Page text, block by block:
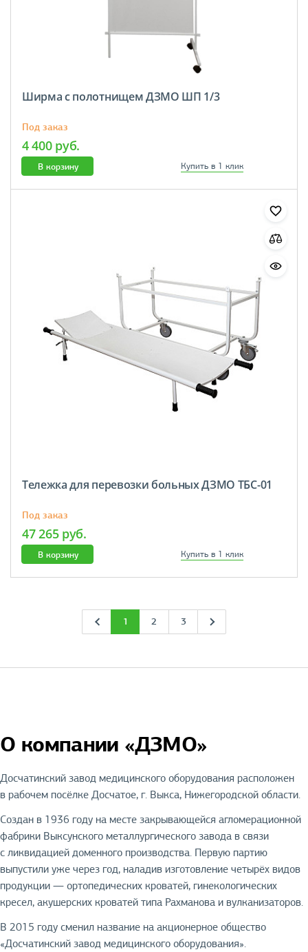
Ширма с полотнищем ДЗМО ШП 1/3
Под заказ
4 400 руб.
В корзину Купить в 1 клик
Тележка для перевозки больных ДЗМО ТБС-01
Под заказ
47 265 руб.
В корзину Купить в 1 клик
1 2 3
О компании «ДЗМО»
Досчатинский завод медицинского оборудования расположен
в рабочем посёлке Досчатое, г. Выкса, Нижегородской области.
Создан в 1936 году на месте закрывающейся агломерационной
фабрики Выксунского металлургического завода в связи
с ликвидацией доменного производства. Первую партию
выпустили уже через год, наладив изготовление четырёх видов
продукции — ортопедических кроватей, гинекологических
кресел, акушерских кроватей типа Рахманова и вулканизаторов.
В 2015 году сменил название на акционерное общество
«Досчатинский завод медицинского оборудования».